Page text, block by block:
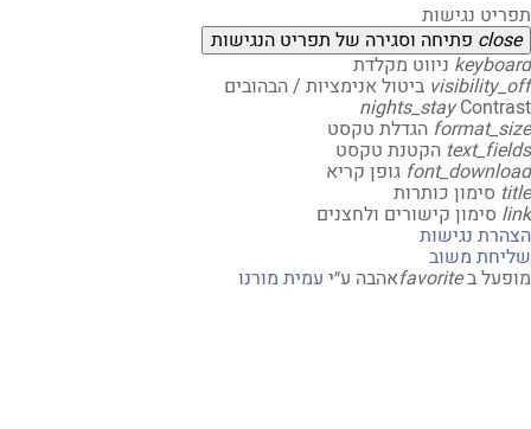
נגישות
פתיחה וסגירה של תפריט הנגישות
ניווט מקלדת
ביטול אנימציות / הבהובים
nights_stay
הגדלת טקסט
הקטנת טקסט
גופן קריא
סימון כותרות
סימון קישורים ולחצנים
נגישות
משוב
בfavoriteאהבהע״יעמית מורנו